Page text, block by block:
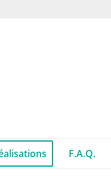
F.A.Q.